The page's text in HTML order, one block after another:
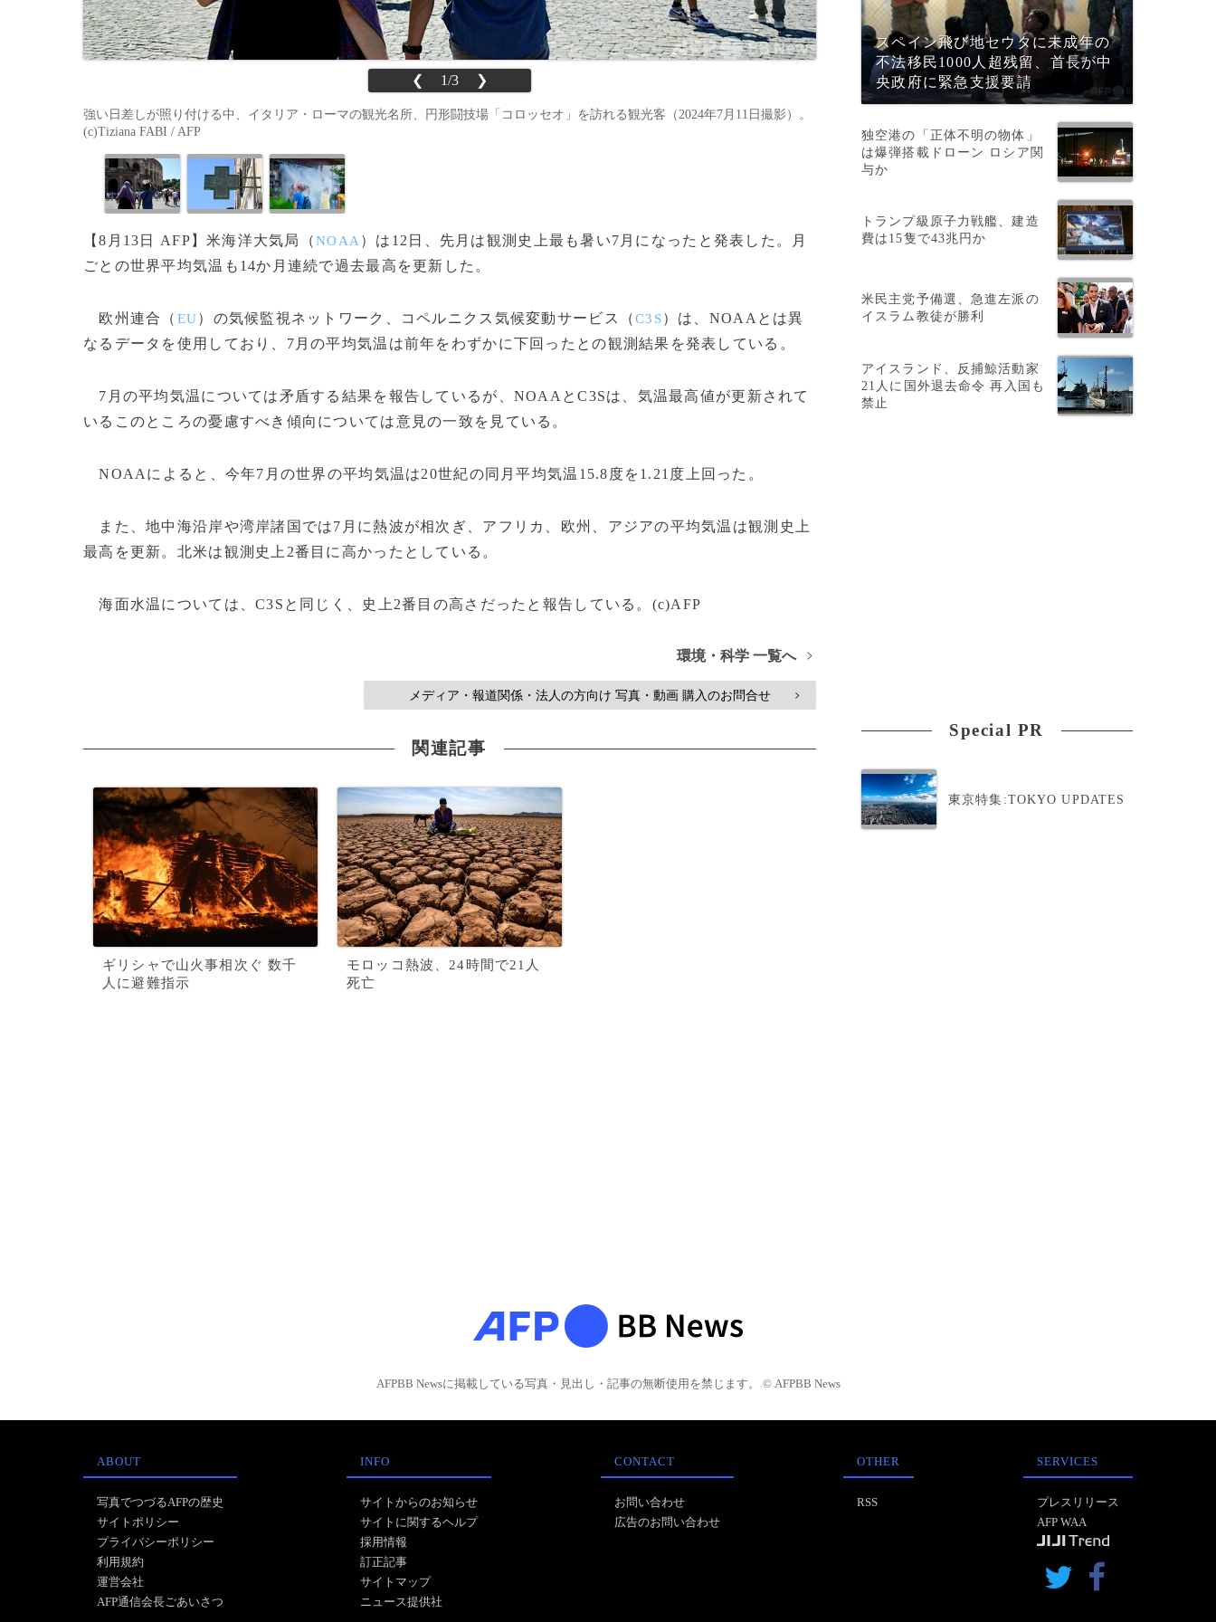
❮ 1/3 ❯
強い日差しが照り付ける中、イタリア・ローマの観光名所、円形闘技場「コロッセオ」を訪れる観光客（2024年7月11日撮影）。
(c)Tiziana FABI / AFP
【8月13日 AFP】米海洋大気局（NOAA ）は12日、先月は観測史上最も暑い7月になったと発表した。月
ごとの世界平均気温も14か月連続で過去最高を更新した。
欧州連合（ EU）の気候監視ネットワーク、コペルニクス気候変動サービス（C3S）は、NOAAとは異
なるデータを使用しており、7月の平均気温は前年をわずかに下回ったとの観測結果を発表している。
7月の平均気温については矛盾する結果を報告しているが、NOAAとC3Sは、気温最高値が更新されて
いるこのところの憂慮すべき傾向については意見の一致を見ている。
NOAAによると、今年7月の世界の平均気温は20世紀の同月平均気温15.8度を1.21度上回った。
また、地中海沿岸や湾岸諸国では7月に熱波が相次ぎ、アフリカ、欧州、アジアの平均気温は観測史上
最高を更新。北米は観測史上2番目に高かったとしている。
海面水温については、C3Sと同じく、史上2番目の高さだったと報告している。(c)AFP
環境・科学 一覧へ >
メディア・報道関係・法人の方向け 写真・動画 購入のお問合せ >
関連記事
ギリシャで山火事相次ぐ 数千
人に避難指示
モロッコ熱波、24時間で21人
死亡
スペイン飛び地セウタに未成年の
不法移民1000人超残留、首長が中
央政府に緊急支援要請
独空港の「正体不明の物体」
は爆弾搭載ドローン ロシア関
与か
トランプ級原子力戦艦、建造
費は15隻で43兆円か
米民主党予備選、急進左派の
イスラム教徒が勝利
アイスランド、反捕鯨活動家
21人に国外退去命令 再入国も
禁止
Special PR
東京特集:TOKYO UPDATES
AFPBB Newsに掲載している写真・見出し・記事の無断使用を禁じます。 © AFPBB News
ABOUT
写真でつづるAFPの歴史
サイトポリシー
プライバシーポリシー
利用規約
運営会社
AFP通信会長ごあいさつ
INFO
サイトからのお知らせ
サイトに関するヘルプ
採用情報
訂正記事
サイトマップ
ニュース提供社
CONTACT
お問い合わせ
広告のお問い合わせ
OTHER
RSS
SERVICES
プレスリリース
AFP WAA